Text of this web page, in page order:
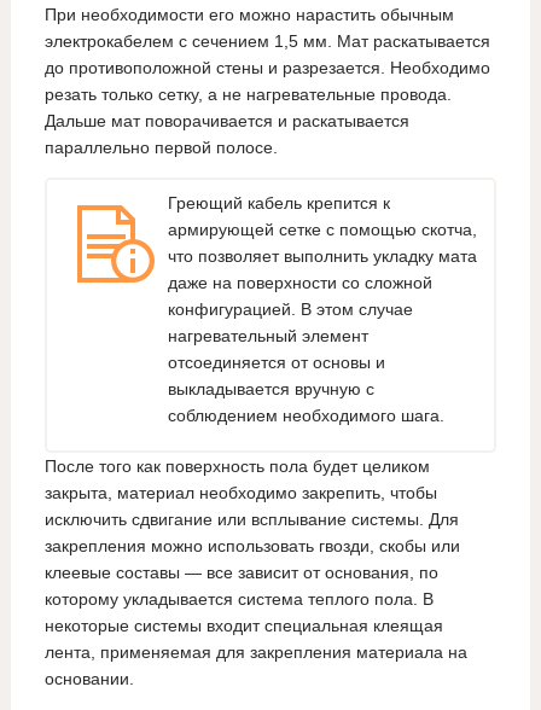
При необходимости его можно нарастить обычным
электрокабелем с сечением 1,5 мм. Мат раскатывается
до противоположной стены и разрезается. Необходимо
резать только сетку, а не нагревательные провода.
Дальше мат поворачивается и раскатывается
параллельно первой полосе.
Греющий кабель крепится к
армирующей сетке с помощью скотча,
что позволяет выполнить укладку мата
даже на поверхности со сложной
конфигурацией. В этом случае
нагревательный элемент
отсоединяется от основы и
выкладывается вручную с
соблюдением необходимого шага.
После того как поверхность пола будет целиком
закрыта, материал необходимо закрепить, чтобы
исключить сдвигание или всплывание системы. Для
закрепления можно использовать гвозди, скобы или
клеевые составы — все зависит от основания, по
которому укладывается система теплого пола. В
некоторые системы входит специальная клеящая
лента, применяемая для закрепления материала на
основании.